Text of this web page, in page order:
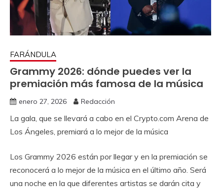
FARÁNDULA
Grammy 2026: dónde puedes ver la
premiación más famosa de la música
enero 27, 2026 Redacción
La gala, que se llevará a cabo en el Crypto.com Arena de
Los Ángeles, premiará a lo mejor de la música
Los Grammy 2026 están por llegar y en la premiación se
reconocerá a lo mejor de la música en el último año. Será
una noche en la que diferentes artistas se darán cita y